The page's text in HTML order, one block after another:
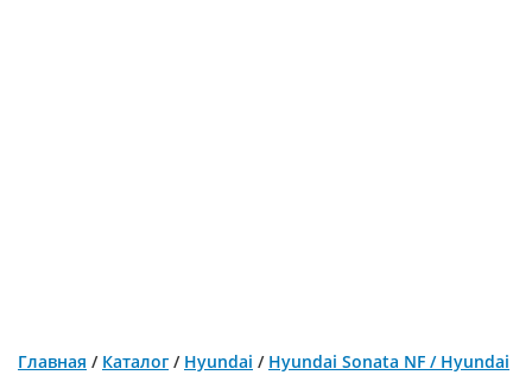
Главная / Каталог / Hyundai / Hyundai Sonata NF / Hyundai